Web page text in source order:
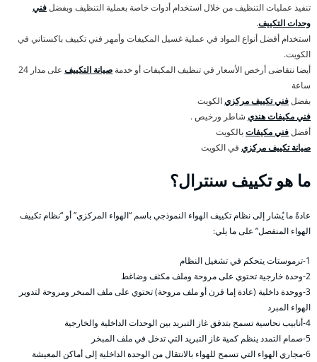
تنفيذ عمليات التنظيف من خلال استخدام أدوات خاصة بعملية التنظيف وبفضلفني
وحدات التكييف.
استخدام أفضل أنواع المواد في عملية غسيل المكيفات وأمهر فني تكييف باكستاني في
الكويت.
أيضا نتقاضى أرخص الأسعار في تنظيف المكيفات أو خدمة صيانة التكييف
على مدار 24
ساعة
بفضلفني تكييف مركزيالكويت
فني مكيفات هندي شاطر ورخيص .
أفضلفني مكيفاتبالكويت
صيانة تكييف مركزي في الكويت
ما هو تكييف سنترال؟
عادةً ما يُشار إلى نظام تكييف الهواء النموذجي باسم “الهواء المركزي” أو “نظام تكييف
الهواء المنفصل” على ما يلي:
1-ترموستات يتحكم في تشغيل النظام
2-وحدة خارجية تحتوي على مروحة وملف مكثف وضاغط
3-ووحدة داخلية (عادة إما فرن أو ملف مروحة) تحتوي على ملف المبخر ومروحة لتدوير
الهواء المبرد
4-أنابيب نحاسية تسمح بتدفق غاز التبريد بين الوحدات الداخلية والخارجية
5-صمام التمدد ينظم كمية غاز التبريد التي تدخل في ملف المبخر
6-مجاري الهواء التي تسمح للهواء بالانتقال من الوحدة الداخلية إلى أماكن المعيشة